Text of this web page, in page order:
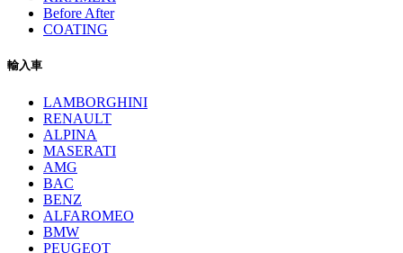
Before After
COATING
輸入車
LAMBORGHINI
RENAULT
ALPINA
MASERATI
AMG
BAC
BENZ
ALFAROMEO
BMW
PEUGEOT